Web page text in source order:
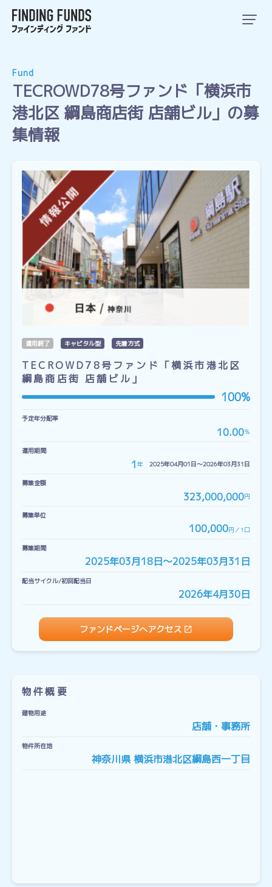
Fund
TECROWD78号ファンド「横浜市
港北区 綱島商店街 店舗ビル」の募
集情報
運用終了 キャピタル型 先着方式
TECROWD78号ファンド「横浜市港北区
綱島商店街 店舗ビル」
100%
予定年分配率
10.00％
運用期間
1 年 2025年04月01日〜2026年03月31日
募集金額
323,000,000円
募集単位
100,000円／1口
募集期間
2025年03月18日〜2025年03月31日
配当サイクル/初回配当日
2026年4月30日
ファンドページへアクセス
物件概要
建物用途
店舗・事務所
物件所在地
神奈川県 横浜市港北区綱島西一丁目